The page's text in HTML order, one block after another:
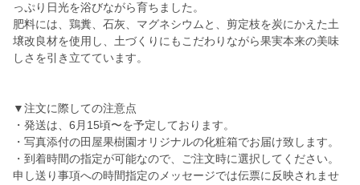
っぷり日光を浴びながら育ちました。
肥料には、鶏糞、石灰、マグネシウムと、剪定枝を炭にかえた土
壌改良材を使用し、土づくりにもこだわりながら果実本来の美味
しさを引き立てています。
▼注文に際しての注意点
・発送は、6月15頃〜を予定しております。
・写真添付の田屋果樹園オリジナルの化粧箱でお届け致します。
・到着時間の指定が可能なので、ご注文時に選択してください。
申し送り事項への時間指定のメッセージでは伝票に反映されませ